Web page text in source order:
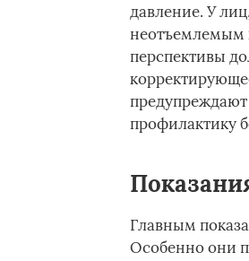
давление. У
неотъемлемым
перспективы
предупреждают
профилактику
Главным
Особенно они